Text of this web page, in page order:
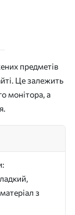
предметів
Це залежить
монітора, а
з